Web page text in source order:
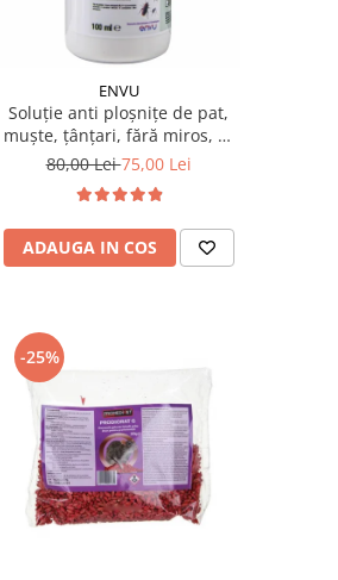
ENVU
Soluție anti ploșnițe de pat,
muște, țânțari, fără miros, K-
OTHRINE SC 7.5 Flow 100 ml
80,00 Lei75,00 Lei
ADAUGA IN COS
-25%